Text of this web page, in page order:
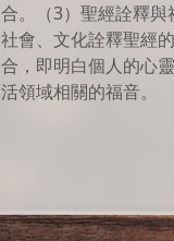
合。
（3）聖經詮釋
社會、文化詮釋聖經的
合，即明白個人的心
活領域相關的福音。